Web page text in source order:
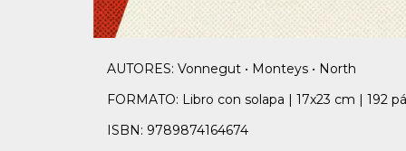
AUTORES: Vonnegut • Monteys • North
FORMATO: Libro con solapa | 17x23 cm | 192
ISBN: 9789874164674